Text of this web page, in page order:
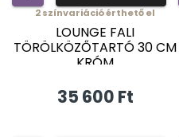
2színvariáció érthető el
LOUNGE FALI
TÖRÖLKÖZŐTARTÓ 30 CM
KRÓM
35 600 Ft